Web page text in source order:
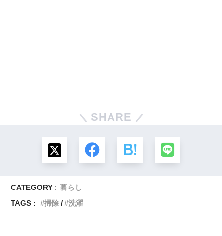
SHARE
CATEGORY : 暮らし
TAGS :
掃除 洗濯